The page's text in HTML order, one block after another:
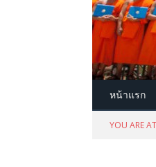
หน้าแรก
YOU ARE